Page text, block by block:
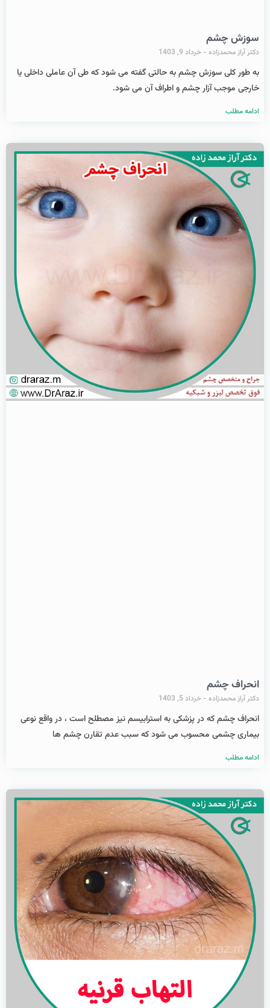
سوزش چشم
دکتر آراز محمدزاده خرداد 9, 1403
به طور کلی سوزش چشم به حالتی گفته می شود که طی آن عاملی داخلی یا
خارجی موجب آزار چشم و اطراف آن می شود.
ادامه مطلب
انحراف چشم
دکتر آراز محمدزاده خرداد 5, 1403
انحراف چشم که در پزشکی به استرابیسم نیز مصطلح است ، در واقع نوعی
بیماری چشمی محسوب می شود که سبب عدم تقارن چشم ها
ادامه مطلب